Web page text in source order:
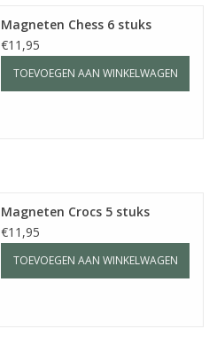
Magneten Chess 6 stuks
€11,95
TOEVOEGEN AAN WINKELWAGEN
Magneten Crocs 5 stuks
€11,95
TOEVOEGEN AAN WINKELWAGEN